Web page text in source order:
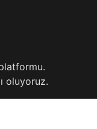
oluyoruz.